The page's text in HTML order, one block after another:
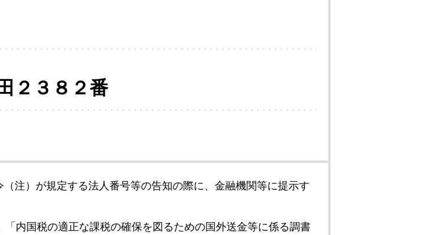
２３８２番
注）が規定する法人番号等の告知の際に、金融機関等に提示す
「内国税の適正な課税の確保を図るための国外送金等に係る調書